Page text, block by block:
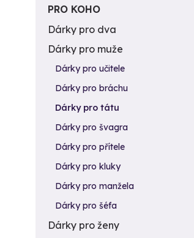
PRO KOHO
Dárky pro dva
Dárky pro muže
Dárky pro učitele
Dárky pro bráchu
Dárky pro tátu
Dárky pro švagra
Dárky pro přítele
Dárky pro kluky
Dárky pro manžela
Dárky pro šéfa
Dárky pro ženy